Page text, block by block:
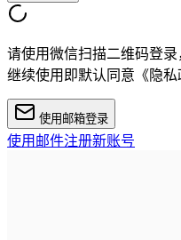
请使用微信扫描二维码登录
继续使用即默认同意《隐私
使用邮箱登录
使用邮件注册新账号